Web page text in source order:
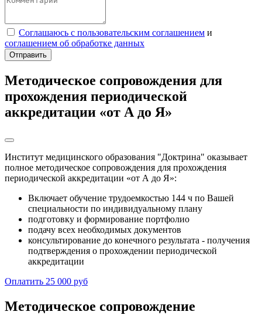
Соглашаюсь с пользовательским соглашением и
соглашением об обработке данных
Отправить
Методическое сопровождения для
прохождения периодической
аккредитации «от А до Я»
Институт медицинского образования "Доктрина" оказывает
полное методическое сопровождения для прохождения
периодической аккредитации «от А до Я»:
Включает обучение трудоемкостью 144 ч по Вашей
специальности по индивидуальному плану
подготовку и формирование портфолио
подачу всех необходимых документов
консультирование до конечного результата - получения
подтверждения о прохождении периодической
аккредитации
Оплатить 25 000 руб
Методическое сопровождение